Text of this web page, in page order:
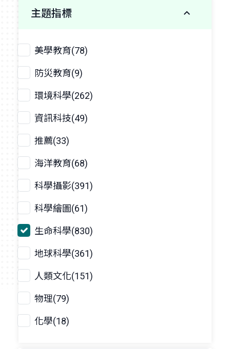
主題指標
美學教育(78)
防災教育(9)
環境科學(262)
資訊科技(49)
推薦(33)
海洋教育(68)
科學攝影(391)
科學繪圖(61)
生命科學(830)
地球科學(361)
人類文化(151)
物理(79)
化學(18)